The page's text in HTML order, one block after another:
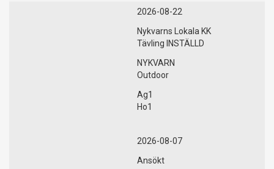
2026-08-22
Nykvarns Lokala KK
Tävling INSTÄLLD
NYKVARN
Outdoor
Ag1
Ho1
2026-08-07
Ansökt